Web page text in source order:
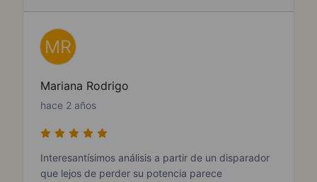
MR
Mariana Rodrigo
hace 2 años
Interesantísimos análisis a partir de un disparador
que lejos de perder su potencia parece